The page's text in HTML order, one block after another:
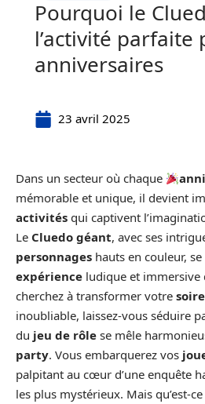
Pourquoi le
l’activité parfaite
anniversaires
23 avril 2025
Dans un secteur où chaque
mémorable et unique, il devient
activités qui captivent
Le Cluedo géant, avec ses
personnages hauts en couleur,
expérience ludique et immersive
cherchez à transformer votre
inoubliable, laissez-vous séduire
du jeu de rôle se mêle
party. Vous embarquerez vos
palpitant au cœur d’une enquête
les plus mystérieux. Mais qu’est-